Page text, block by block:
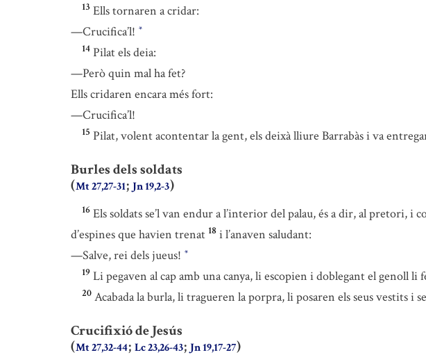
13 Ells tornaren a cridar:
—Crucifica’l! *
14 Pilat els deia:
—Però quin mal ha fet?
Ells cridaren encara més fort:
—Crucifica’l!
15 Pilat, volent acontentar la gent, els deixà lliure Barrabàs i va
Burles dels soldats
(Mt 27,27-31; Jn 19,2-3)
16 Els soldats se’l van endur a l’interior del palau, és a dir, al pretori, i
d’espines que havien trenat 18 i l’anaven saludant:
—Salve, rei dels jueus! *
19 Li pegaven al cap amb una canya, li escopien i doblegant el genoll li
20 Acabada la burla, li tragueren la porpra, li posaren els seus vestits i
Crucifixió de Jesús
(Mt 27,32-44; Lc 23,26-43; Jn 19,17-27)